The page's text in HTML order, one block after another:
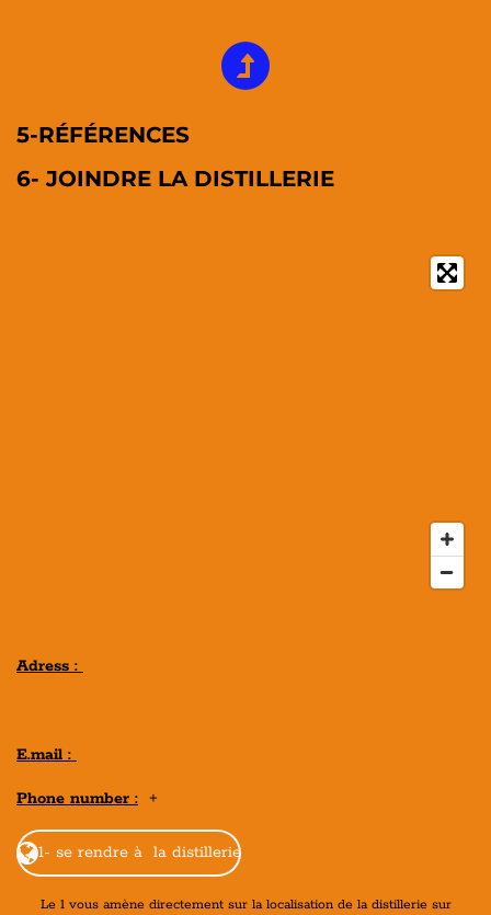
5-RÉFÉRENCES
6- JOINDRE LA DISTILLERIE
Adress :
E.mail :
Phone number : +
1- se rendre à la distillerie
Le 1 vous amène directement sur la localisation de la distillerie sur